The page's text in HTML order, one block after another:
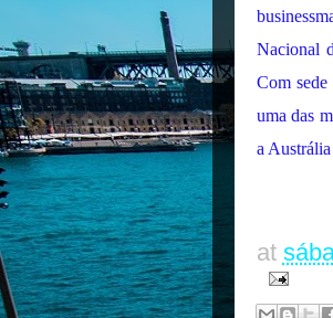
Nacional
Com
uma das
a
at